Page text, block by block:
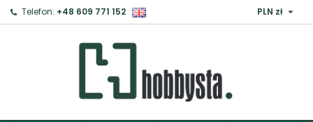
Telefon: +48 609 771 152 PLN zł 